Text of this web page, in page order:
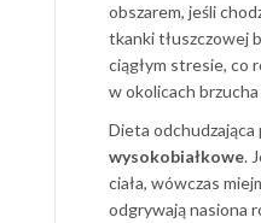
obszarem, jeśli
tkanki tłuszczowej
ciągłym stresie, co
w okolicach
Dieta
wysokobiałkowe.
ciała, wówczas
odgrywają nasiona